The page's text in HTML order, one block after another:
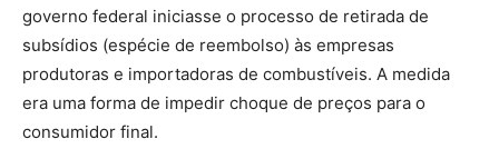
governo federal iniciasse o processo de retirada de
subsídios (espécie de reembolso) às empresas
produtoras e importadoras de combustíveis. A medida
era uma forma de impedir choque de preços para o
consumidor final.